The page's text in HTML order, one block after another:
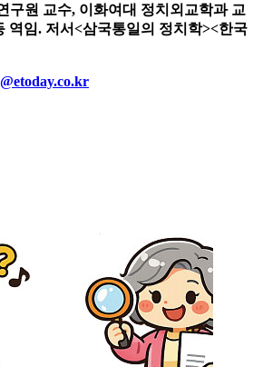
구원 교수, 이화여대 정치외교학과 교
역임. 저서<삼국통일의 정치학><한국